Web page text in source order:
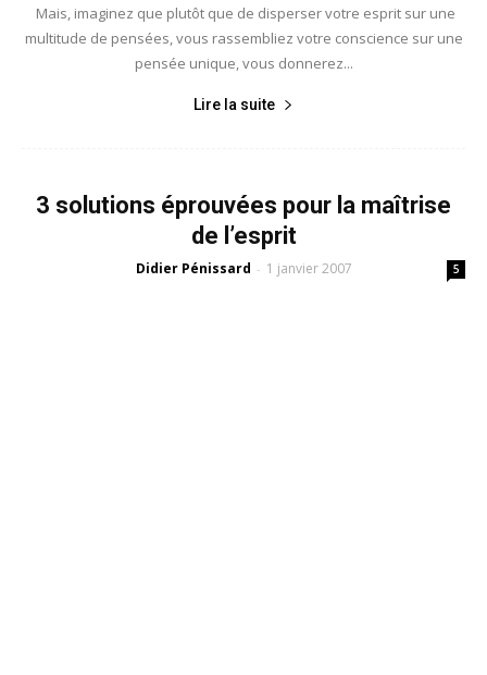
Mais, imaginez que plutôt que de disperser votre esprit sur une
multitude de pensées, vous rassembliez votre conscience sur une
pensée unique, vous donnerez...
Lire la suite
3 solutions éprouvées pour la maîtrise
de l’esprit
Didier Pénissard - 1 janvier 2007 5